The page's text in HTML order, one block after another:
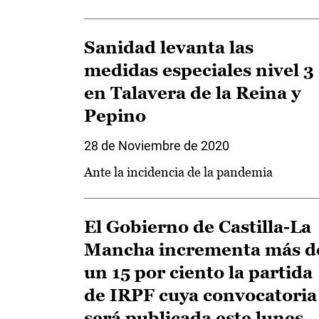
Sanidad levanta las
medidas especiales nivel 3
en Talavera de la Reina y
Pepino
28 de Noviembre de 2020
Ante la incidencia de la pandemia
El Gobierno de Castilla-La
Mancha incrementa más
un 15 por ciento la partida
de IRPF cuya convocatoria